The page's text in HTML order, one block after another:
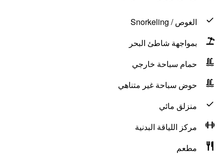
الغوص / Snorkeling
بمواجهة شاطئ البحر
حمام سباحة خارجي
حوض سباحة غير متناهي
منزلق مائي
مركز اللياقة البدنية
مطعم